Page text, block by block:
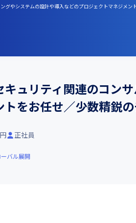
グやシステムの設計や導入などのプロジェクトマネジメン
ュリティ関連のコン
をお任せ／少数精鋭
正社員
バル展開